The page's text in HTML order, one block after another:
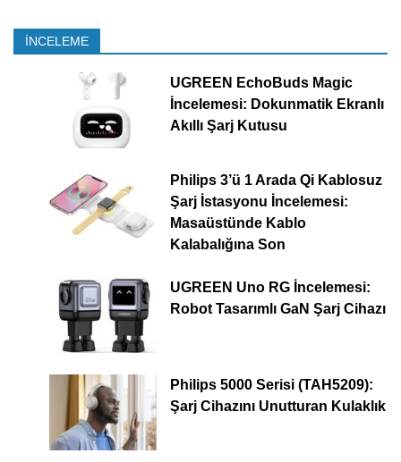
İNCELEME
UGREEN EchoBuds Magic
İncelemesi: Dokunmatik Ekranlı
Akıllı Şarj Kutusu
Philips 3’ü 1 Arada Qi Kablosuz
Şarj İstasyonu İncelemesi:
Masaüstünde Kablo
Kalabalığına Son
UGREEN Uno RG İncelemesi:
Robot Tasarımlı GaN Şarj Cihazı
Philips 5000 Serisi (TAH5209):
Şarj Cihazını Unutturan Kulaklık